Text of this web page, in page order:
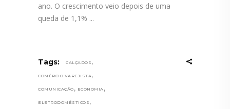
ano. O crescimento veio depois de uma
queda de 1,1%
Tags: CALÇADOS ,
COMÉRCIO VAREJISTA ,
COMUNICAÇÃO , ECONOMIA ,
ELETRODOMÉSTICOS ,